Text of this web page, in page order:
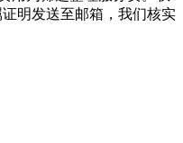
明发送至邮箱，我们核实